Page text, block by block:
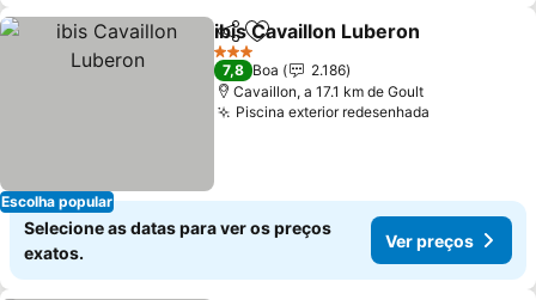
Escolha popular
PartilharAdicionar aos favoritos
ibis Cavaillon Luberon
3 Estrelas
7,8 Boa
2.186
Cavaillon, a 17.1 km de Goult
Piscina exterior redesenhada
Selecione as datas para ver os preços
exatos.
Ver preços